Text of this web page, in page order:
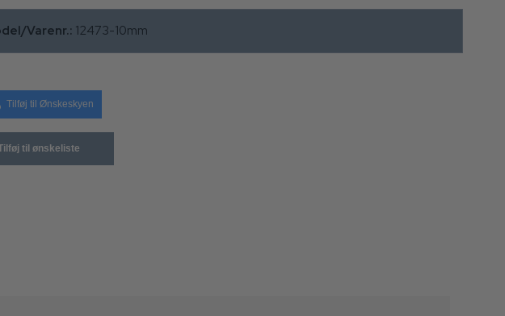
Varenr.: 12473-10mm
Tilføj til Ønskeskyen
til ønskeliste